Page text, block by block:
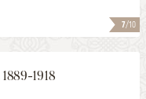
7/10
1918